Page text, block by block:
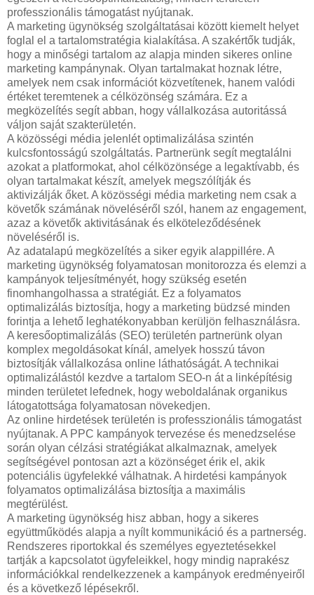
professzionális támogatást nyújtanak.
A marketing ügynökség szolgáltatásai között kiemelt helyet
foglal el a tartalomstratégia kialakítása. A szakértők tudják,
hogy a minőségi tartalom az alapja minden sikeres online
marketing kampánynak. Olyan tartalmakat hoznak létre,
amelyek nem csak információt közvetítenek, hanem valódi
értéket teremtenek a célközönség számára. Ez a
megközelítés segít abban, hogy vállalkozása autoritássá
váljon saját szakterületén.
A közösségi média jelenlét optimalizálása szintén
kulcsfontosságú szolgáltatás. Partnerünk segít megtalálni
azokat a platformokat, ahol célközönsége a legaktívabb, és
olyan tartalmakat készít, amelyek megszólítják és
aktivizálják őket. A közösségi média marketing nem csak a
követők számának növeléséről szól, hanem az engagement,
azaz a követők aktivitásának és elköteleződésének
növeléséről is.
Az adatalapú megközelítés a siker egyik alappillére. A
marketing ügynökség folyamatosan monitorozza és elemzi a
kampányok teljesítményét, hogy szükség esetén
finomhangolhassa a stratégiát. Ez a folyamatos
optimalizálás biztosítja, hogy a marketing büdzsé minden
forintja a lehető leghatékonyabban kerüljön felhasználásra.
A keresőoptimalizálás (SEO) területén partnerünk olyan
komplex megoldásokat kínál, amelyek hosszú távon
biztosítják vállalkozása online láthatóságát. A technikai
optimalizálástól kezdve a tartalom SEO-n át a linképítésig
minden területet lefednek, hogy weboldalának organikus
látogatottsága folyamatosan növekedjen.
Az online hirdetések területén is professzionális támogatást
nyújtanak. A PPC kampányok tervezése és menedzselése
során olyan célzási stratégiákat alkalmaznak, amelyek
segítségével pontosan azt a közönséget érik el, akik
potenciális ügyfelekké válhatnak. A hirdetési kampányok
folyamatos optimalizálása biztosítja a maximális
megtérülést.
A marketing ügynökség hisz abban, hogy a sikeres
együttműködés alapja a nyílt kommunikáció és a partnerség.
Rendszeres riportokkal és személyes egyeztetésekkel
tartják a kapcsolatot ügyfeleikkel, hogy mindig naprakész
információkkal rendelkezzenek a kampányok eredményeiről
és a következő lépésekről.